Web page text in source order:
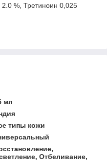
2.0 %, Третиноин 0,025
мл
типы кожи
Отбеливание,